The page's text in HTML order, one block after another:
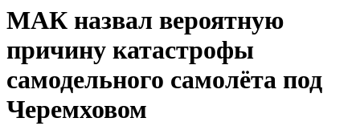
МАК назвал вероятную
причину катастрофы
самодельного самолёта под
Черемховом